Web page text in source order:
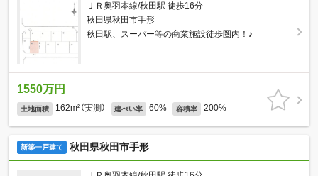
ＪＲ奥羽本線/秋田駅 徒歩16分
秋田県秋田市手形
秋田駅、スーパー等の商業施設徒歩圏内！♪
1550万円
土地面積 162m²（実測） 建ぺい率 60% 容積率 200%
新築一戸建て 秋田県秋田市手形